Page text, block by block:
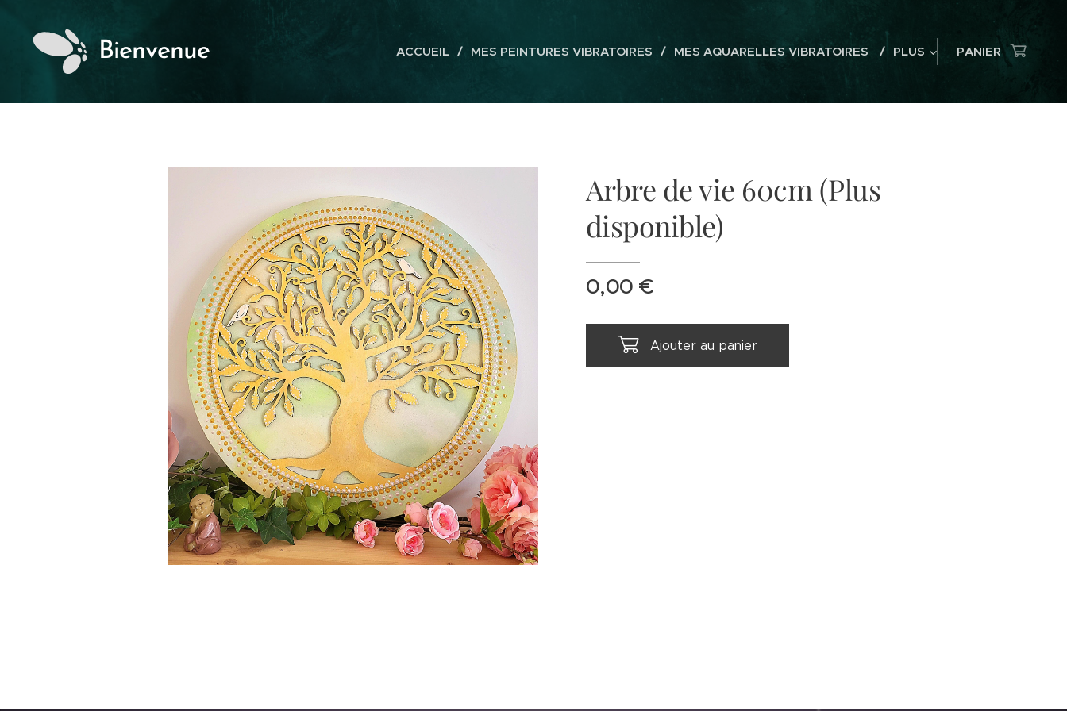
Bienvenue ACCUEIL MES PEINTURES VIBRATOIRES MES AQUARELLES VIBRATOIRES PLUS PANIER
Arbre de vie 60cm (Plus
disponible)
0,00 €
Ajouter au panier